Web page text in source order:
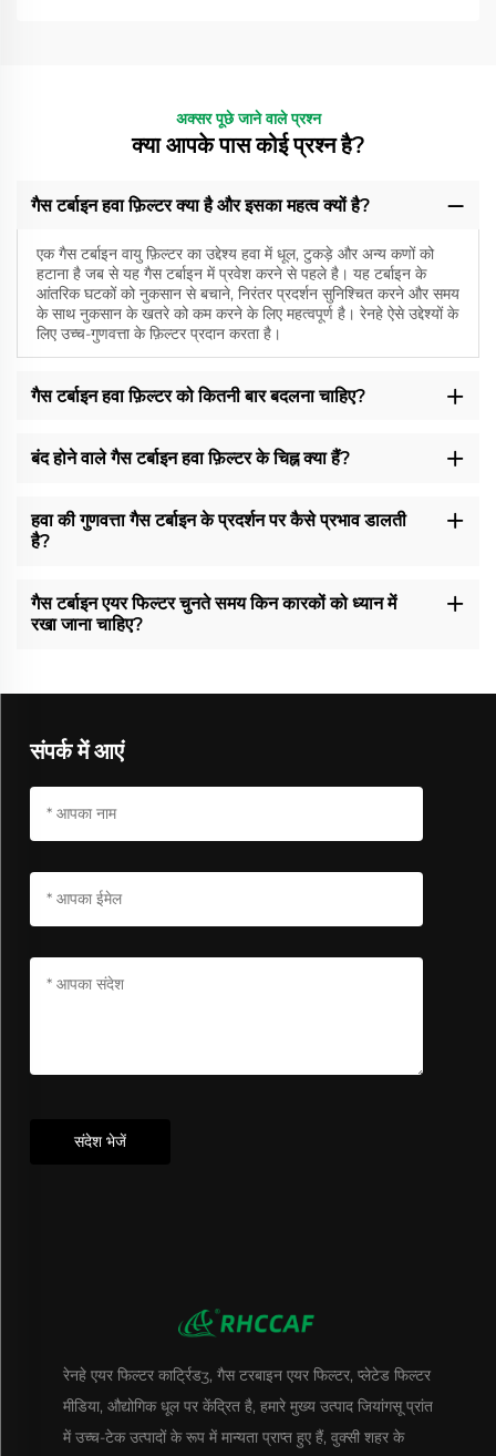
अक्सर पूछे जाने वाले प्रश्न
क्या आपके पास कोई प्रश्न है?
गैस टर्बाइन हवा फ़िल्टर क्या है और इसका महत्व क्यों है?
एक गैस टर्बाइन वायु फ़िल्टर का उद्देश्य हवा में धूल, टुकड़े और अन्य कणों को
हटाना है जब से यह गैस टर्बाइन में प्रवेश करने से पहले है। यह टर्बाइन के
आंतरिक घटकों को नुकसान से बचाने, निरंतर प्रदर्शन सुनिश्चित करने और समय
के साथ नुकसान के खतरे को कम करने के लिए महत्वपूर्ण है। रेनहे ऐसे उद्देश्यों के
लिए उच्च-गुणवत्ता के फ़िल्टर प्रदान करता है।
गैस टर्बाइन हवा फ़िल्टर को कितनी बार बदलना चाहिए?
बंद होने वाले गैस टर्बाइन हवा फ़िल्टर के चिह्न क्या हैं?
हवा की गुणवत्ता गैस टर्बाइन के प्रदर्शन पर कैसे प्रभाव डालती
है?
गैस टर्बाइन एयर फिल्टर चुनते समय किन कारकों को ध्यान में
रखा जाना चाहिए?
संपर्क में आएं
संदेश भेजें
रेनहे एयर फिल्टर कार्ट्रिडʒ, गैस टरबाइन एयर फिल्टर, प्लेटेड फिल्टर
मीडिया, औद्योगिक धूल पर केंद्रित है, हमारे मुख्य उत्पाद जियांगसू प्रांत
में उच्च-टेक उत्पादों के रूप में मान्यता प्राप्त हुए हैं, वुक्सी शहर के